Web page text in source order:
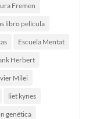
Fremen
libro película
Escuela Mentat
Herbert
Milei
liet kynes
genética